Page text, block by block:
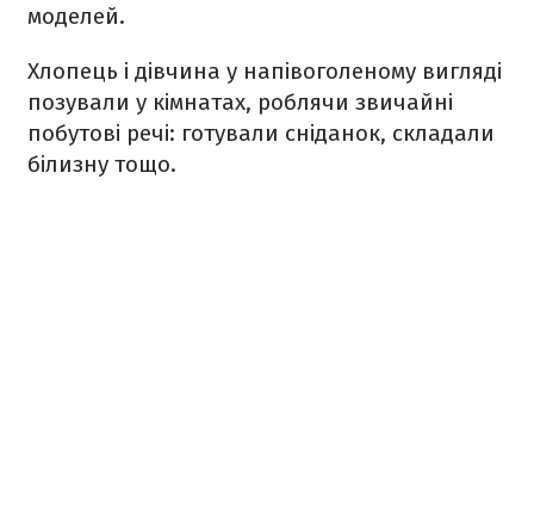
моделей.
Хлопець і дівчина у напівоголеному вигляді
позували у кімнатах, роблячи звичайні
побутові речі: готували сніданок, складали
білизну тощо.